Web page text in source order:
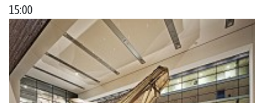
15:00